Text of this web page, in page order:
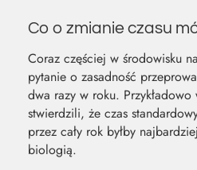
Co o zmianie czasu
Coraz częściej w środowisku
pytanie o zasadność
dwa razy w roku.
stwierdzili, że czas
przez cały rok byłby
biologią.